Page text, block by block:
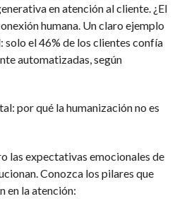
en atención al cliente. ¿El
humana. Un claro ejemplo
solo el 46% de los clientes confía
automatizadas, según
por qué la humanización no es
las expectativas emocionales de
Conozca los pilares que
en la atención: